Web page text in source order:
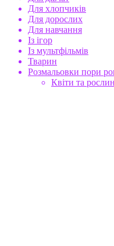
Для хлопчиків
Для дорослих
Для навчання
Із ігор
Із мультфільмів
Тварин
Розмальовки пори
Квіти та